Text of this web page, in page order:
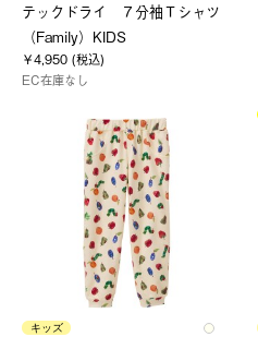
テックドライ ７分袖Ｔシャツ
（Family）KIDS
￥4,950 (税込)
EC在庫なし
キッズ